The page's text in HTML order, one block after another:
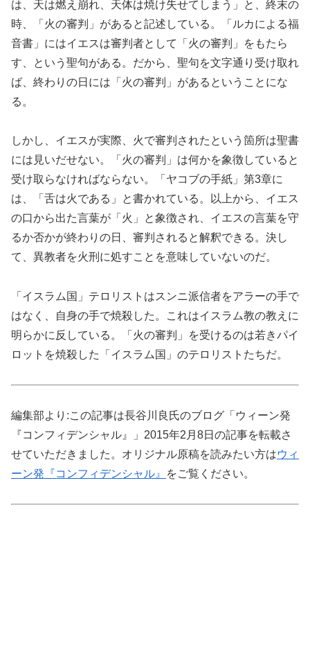
は、天は燃え崩れ、天体は焼け失せてしまう」と、終末の
時、「火の審判」があると記述している。「ルカによる福
音書」にはイエスは審判者として「火の審判」をもたら
す、という聖句がある。だから、聖句を文字通り受け取れ
ば、終わりの日には「火の審判」があるということにな
る。
しかし、イエスが実際、火で審判されたという箇所は聖書
には見いだせない。「火の審判」は何かを象徴していると
受け取らなければならない。「ヤコブの手紙」第3章に
は、「舌は火である」と書かれている。以上から、イエス
の口から出た言葉が「火」と象徴され、イエスの言葉を守
るか否かが終わりの日、審判されると解釈できる。決し
て、異教者を火刑に処すことを意味していないのだ。
「イスラム国」テロリストはスンニ派信者をアラーの手で
はなく、自身の手で焼殺した。これはイスラム教の教えに
明らかに反している。「火の審判」を受けるのは若きパイ
ロットを焼殺した「イスラム国」のテロリストたちだ。
編集部より:この記事は長谷川良氏のブログ「ウィーン発
『コンフィデンシャル』」2015年2月8日の記事を転載さ
せていただきました。オリジナル原稿を読みたい方はウィ
ーン発『コンフィデンシャル』
をご覧ください。